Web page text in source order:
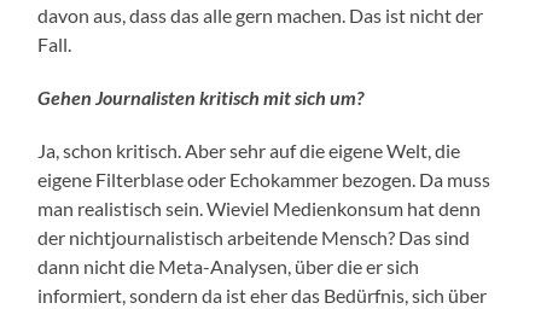
davon aus, dass das alle gern machen. Das ist nicht der
Fall.
Gehen Journalisten kritisch mit sich um?
Ja, schon kritisch. Aber sehr auf die eigene Welt, die
eigene Filterblase oder Echokammer bezogen. Da muss
man realistisch sein. Wieviel Medienkonsum hat denn
der nichtjournalistisch arbeitende Mensch? Das sind
dann nicht die Meta-Analysen, über die er sich
informiert, sondern da ist eher das Bedürfnis, sich über